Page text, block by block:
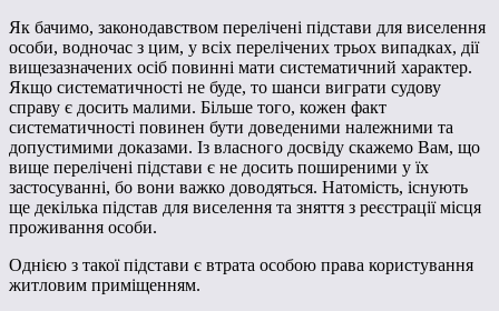
Як бачимо, законодавством перелічені підстави для виселення
особи, водночас з цим, у всіх перелічених трьох випадках, дії
вищезазначених осіб повинні мати систематичний характер.
Якщо систематичності не буде, то шанси виграти судову
справу є досить малими. Більше того, кожен факт
систематичності повинен бути доведеними належними та
допустимими доказами. Із власного досвіду скажемо Вам, що
вище перелічені підстави є не досить поширеними у їх
застосуванні, бо вони важко доводяться. Натомість, існують
ще декілька підстав для виселення та зняття з реєстрації місця
проживання особи.
Однією з такої підстави є втрата особою права користування
житловим приміщенням.